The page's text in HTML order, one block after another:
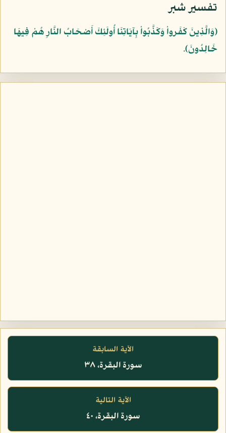
تفسير شبر
﴿وَالَّذِينَ كَفَرواْ وَكَذَّبُواْ بِآيَاتِنَا أُولَئِكَ أَصْحَابُ النَّارِ هُمْ فِيهَا
خَالِدُونَ﴾.
الآية السابقة
سورة البقرة، ٣٨
الآية التالية
سورة البقرة، ٤٠